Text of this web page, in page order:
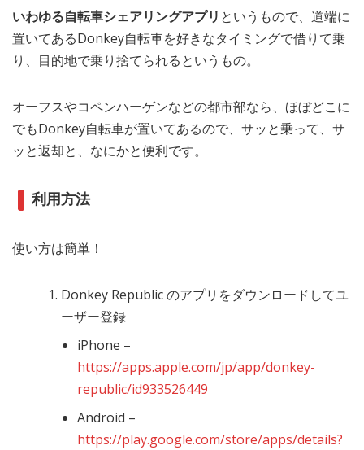
いわゆる自転車シェアリングアプリ というもので、道端に
置いてあるDonkey自転車を好きなタイミングで借りて乗
り、目的地で乗り捨てられるというもの。
オーフスやコペンハーゲンなどの都市部なら、ほぼどこに
でもDonkey自転車が置いてあるので、サッと乗って、サ
ッと返却と、なにかと便利です。
利用方法
使い方は簡単！
Donkey Republic のアプリをダウンロードしてユ
ーザー登録
iPhone –
https://apps.apple.com/jp/app/donkey-
republic/id933526449
Android –
https://play.google.com/store/apps/details?